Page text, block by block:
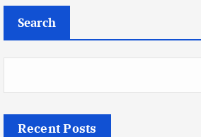
Search
Recent Posts